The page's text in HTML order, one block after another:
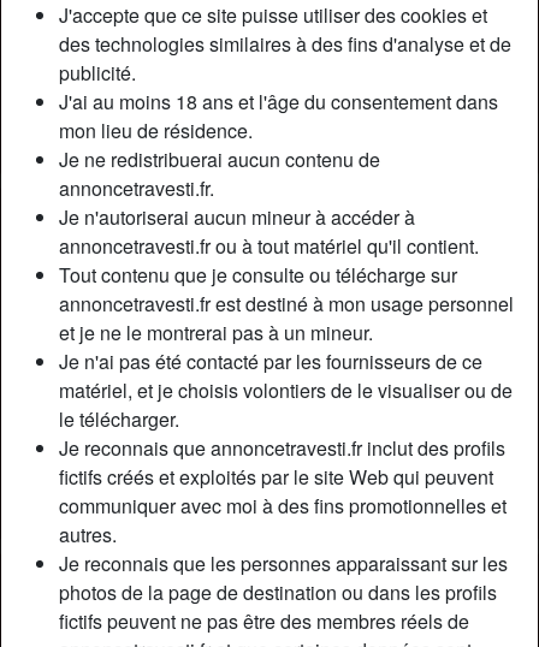
J'accepte que ce site puisse utiliser des cookies et
des technologies similaires à des fins d'analyse et de
publicité.
J'ai au moins 18 ans et l'âge du consentement dans
mon lieu de résidence.
Je ne redistribuerai aucun contenu de
annoncetravesti.fr.
Je n'autoriserai aucun mineur à accéder à
annoncetravesti.fr ou à tout matériel qu'il contient.
Tout contenu que je consulte ou télécharge sur
annoncetravesti.fr est destiné à mon usage personnel
et je ne le montrerai pas à un mineur.
Je n'ai pas été contacté par les fournisseurs de ce
matériel, et je choisis volontiers de le visualiser ou de
le télécharger.
Je reconnais que annoncetravesti.fr inclut des profils
fictifs créés et exploités par le site Web qui peuvent
communiquer avec moi à des fins promotionnelles et
autres.
Je reconnais que les personnes apparaissant sur les
photos de la page de destination ou dans les profils
fictifs peuvent ne pas être des membres réels de
Nickname:
AudeChopin
Âge:
26
Pays:
France
Département:
Loire-Atlantique
Sexe:
Transexuelle
Sexualité:
Bisexuel(le)
Couleur des cheveux:
Poids:
67 Kg
Épilé(e):
Oui
Fumeur(euse):
À l'occasion
Description
J'ai de gros seins et un cul que vous apprécierez au